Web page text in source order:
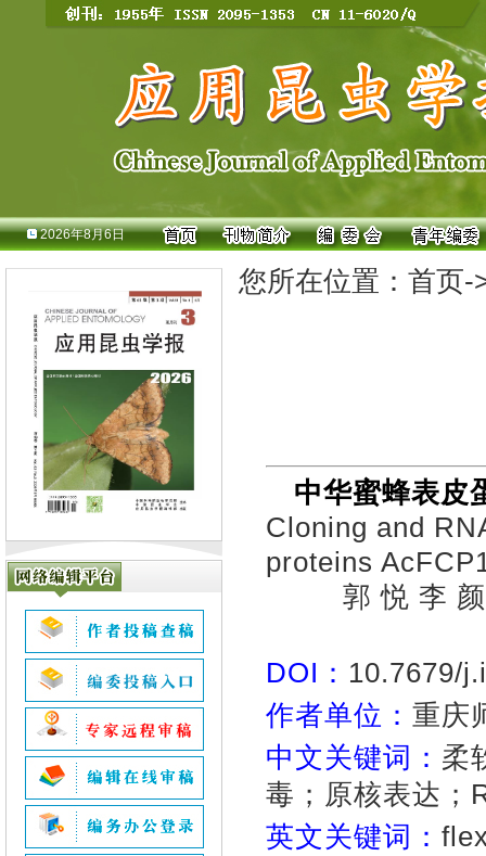
2026年8月6日
您所在位置： 首页-
中华蜜蜂表皮
Cloning and
proteins
郭 悦 李
DOI： 10.7679/
作者单位： 重庆
中文关键词： 柔
毒；原核表达；
英文关键词：